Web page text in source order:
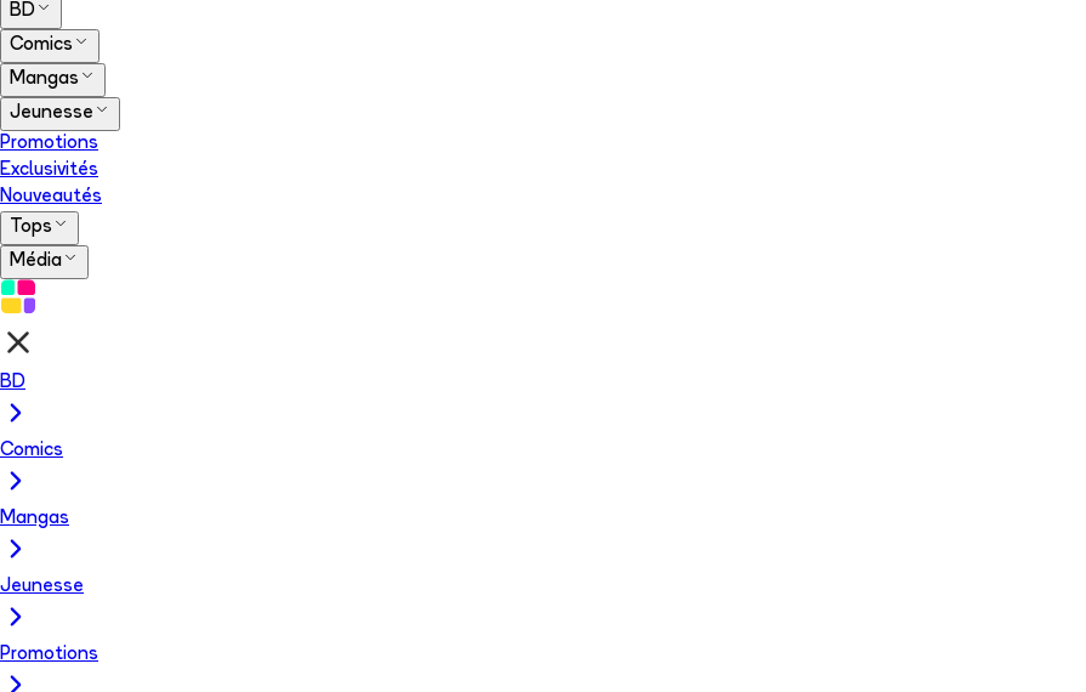
BD
Comics
Mangas
Jeunesse
Promotions
Exclusivités
Nouveautés
Tops
Média
BD
Comics
Mangas
Jeunesse
Promotions